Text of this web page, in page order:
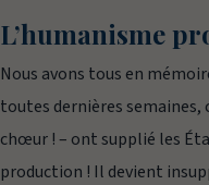
L’humanisme
Nous avons tous en
toutes dernières semaines,
chœur ! – ont supplié les
production ! Il devient